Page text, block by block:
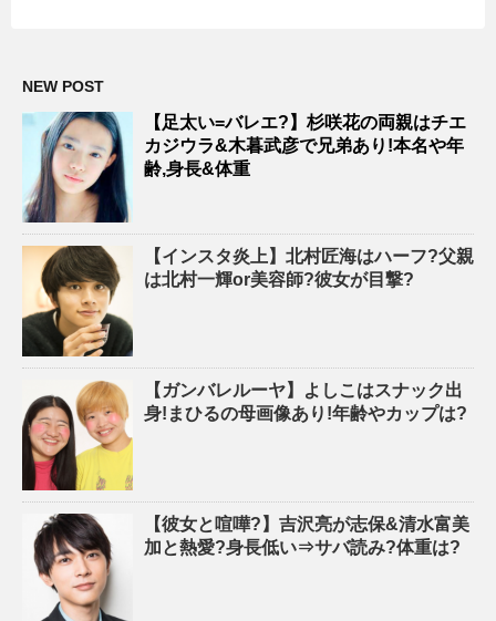
NEW POST
【足太い=バレエ?】杉咲花の両親はチエ
カジウラ&木暮武彦で兄弟あり!本名や年
齢,身長&体重
【インスタ炎上】北村匠海はハーフ?父親
は北村一輝or美容師?彼女が目撃?
【ガンバレルーヤ】よしこはスナック出
身!まひるの母画像あり!年齢やカップは?
【彼女と喧嘩?】吉沢亮が志保&清水富美
加と熱愛?身長低い⇒サバ読み?体重は?